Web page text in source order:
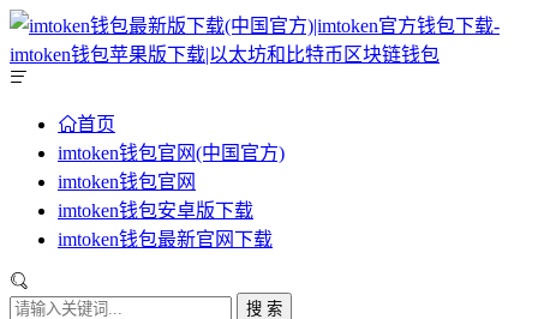
首页
imtoken钱包官网(中国官方)
imtoken钱包官网
imtoken钱包安卓版下载
imtoken钱包最新官网下载
搜 索